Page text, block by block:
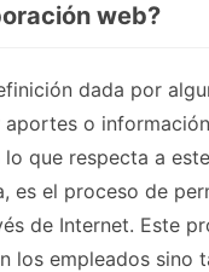
web?
dada por
o
que respecta a
es el proceso de
de Internet. Este
los empleados sino